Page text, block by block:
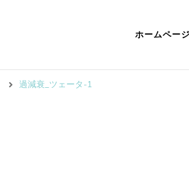
ホームページ
過減衰_ツェータ-1